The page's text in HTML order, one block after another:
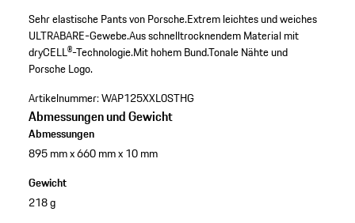
Sehr elastische Pants von Porsche.Extrem leichtes und weiches
ULTRABARE-Gewebe.Aus schnelltrocknendem Material mit
dryCELL®-Technologie.Mit hohem Bund.Tonale Nähte und
Porsche Logo.
Artikelnummer:WAP125XXL0STHG
Abmessungen und Gewicht
Abmessungen
895 mm x 660 mm x 10 mm
Gewicht
218 g